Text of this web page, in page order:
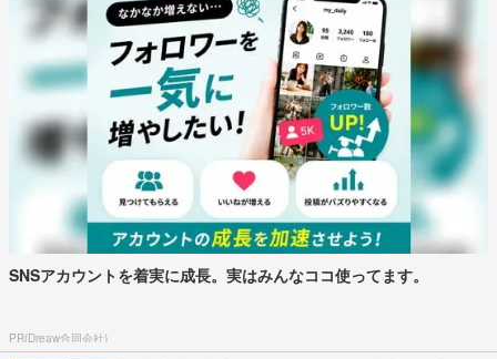
SNSアカウントを着実に成長。実はみんなココ使ってます。
PR(Dreaw合同会社)